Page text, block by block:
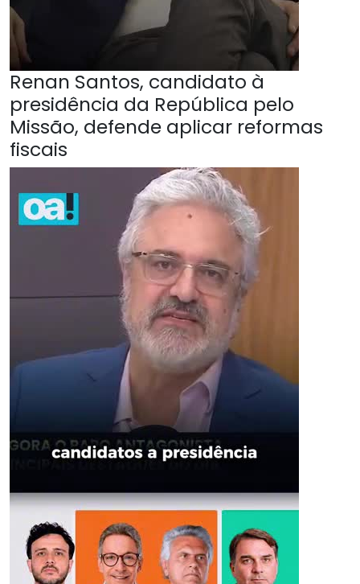
Renan Santos, candidato à
presidência da República pelo
Missão, defende aplicar reformas
fiscais